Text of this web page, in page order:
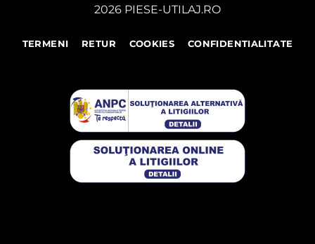
2026 PIESE-UTILAJ.RO
TERMENI RETUR COOKIES CONFIDENTIALITATE